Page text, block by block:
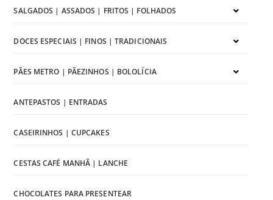
SALGADOS | ASSADOS | FRITOS | FOLHADOS
DOCES ESPECIAIS | FINOS | TRADICIONAIS
PÃES METRO | PÃEZINHOS | BOLOLÍCIA
ANTEPASTOS | ENTRADAS
CASEIRINHOS | CUPCAKES
CESTAS CAFÉ MANHÃ | LANCHE
CHOCOLATES PARA PRESENTEAR